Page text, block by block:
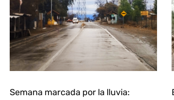
Semana marcada por la lluvia: